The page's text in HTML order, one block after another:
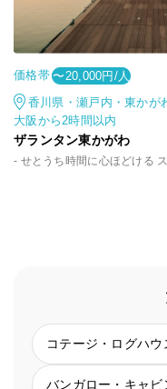
価格帯 〜20,000円/人
香川県・瀬戸内・東かが
大阪から2時間以内
ザランタン東かがわ
- せとうち時間に心ほどける
コテージ・ログハ
バンガロー・キャビ